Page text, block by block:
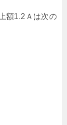
額1.2Ａは次の